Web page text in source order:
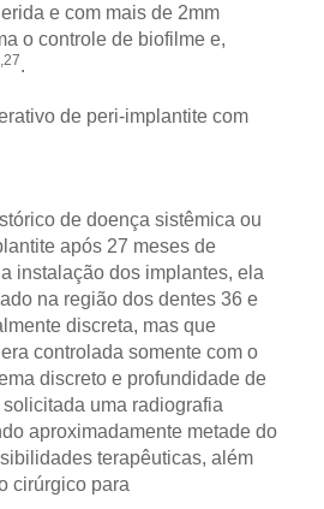
e com mais de 2mm
o controle de biofilme e,
.
de peri-implantite com
de doença sistêmica ou
após 27 meses de
instalação dos implantes, ela
na região dos dentes 36 e
discreta, mas que
controlada somente com o
discreto e profundidade de
uma radiografia
aproximadamente metade do
terapêuticas, além
cirúrgico para